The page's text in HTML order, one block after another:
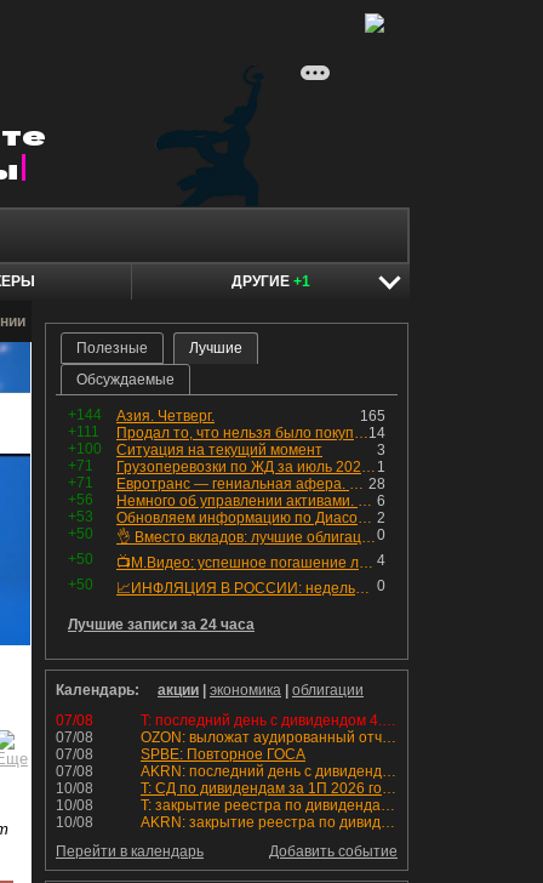
ДРУГИЕ +1
Полезные
Лучшие
Обсуждаемые
+144 165
Азия. Четверг.
+111
14
Продал то, что нельзя было покупать. Изменения в портфеле
+100
3
Ситуация на текущий момент
+71
1
Грузоперевозки по ЖД за июль 2026 г. — четвёртый месяц подряд роста, чёрные металлы на уровне прошлого года, а каменный уголь в плюсе.
+71
28
Евротранс — гениальная афера. Собрал с инвесторов денег, выплатил дивидендов больше текущей капитализации и ушёл в дефолт
+56
6
Немного об управлении активами. Для заинтересованных
+53
2
Обновляем информацию по Диасофту: дивиденды и выкуп
+50
0
👌 Вместо вкладов: лучшие облигации — только супер надёжные
+50
4
📺М.Видео: успешное погашение любимого флоатера
+50
0
📈ИНФЛЯЦИЯ В РОССИИ: недельная дефляция, но в годовом выражении рост 😢
Лучшие записи за 24 часа
Календарь: акции экономика
облигации
07/08
T: последний день с дивидендом 4.6 руб
07/08
OZON: выложат аудированный отчет МСФО 1П2026
07/08
SPBE: Повторное ГОСА
07/08
AKRN: последний день с дивидендом 235 руб
10/08
T: СД по дивидендам за 1П 2026 года.
10/08
T: закрытие реестра по дивидендам 4.6 руб
10/08
AKRN: закрытие реестра по дивидендам 235 руб
Добавить событие
Перейти в календарь